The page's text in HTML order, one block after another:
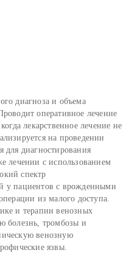
диагноза и объема
оперативное лечение
лекарственное лечение не
на проведении
для диагностирования
лечении с использованием
спектр
у пациентов с врожденными
из малого доступа.
и терапии венозных
болезнь, тромбозы и
венозную
язвы.